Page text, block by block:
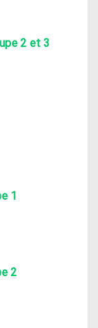
2 et 3
1
2